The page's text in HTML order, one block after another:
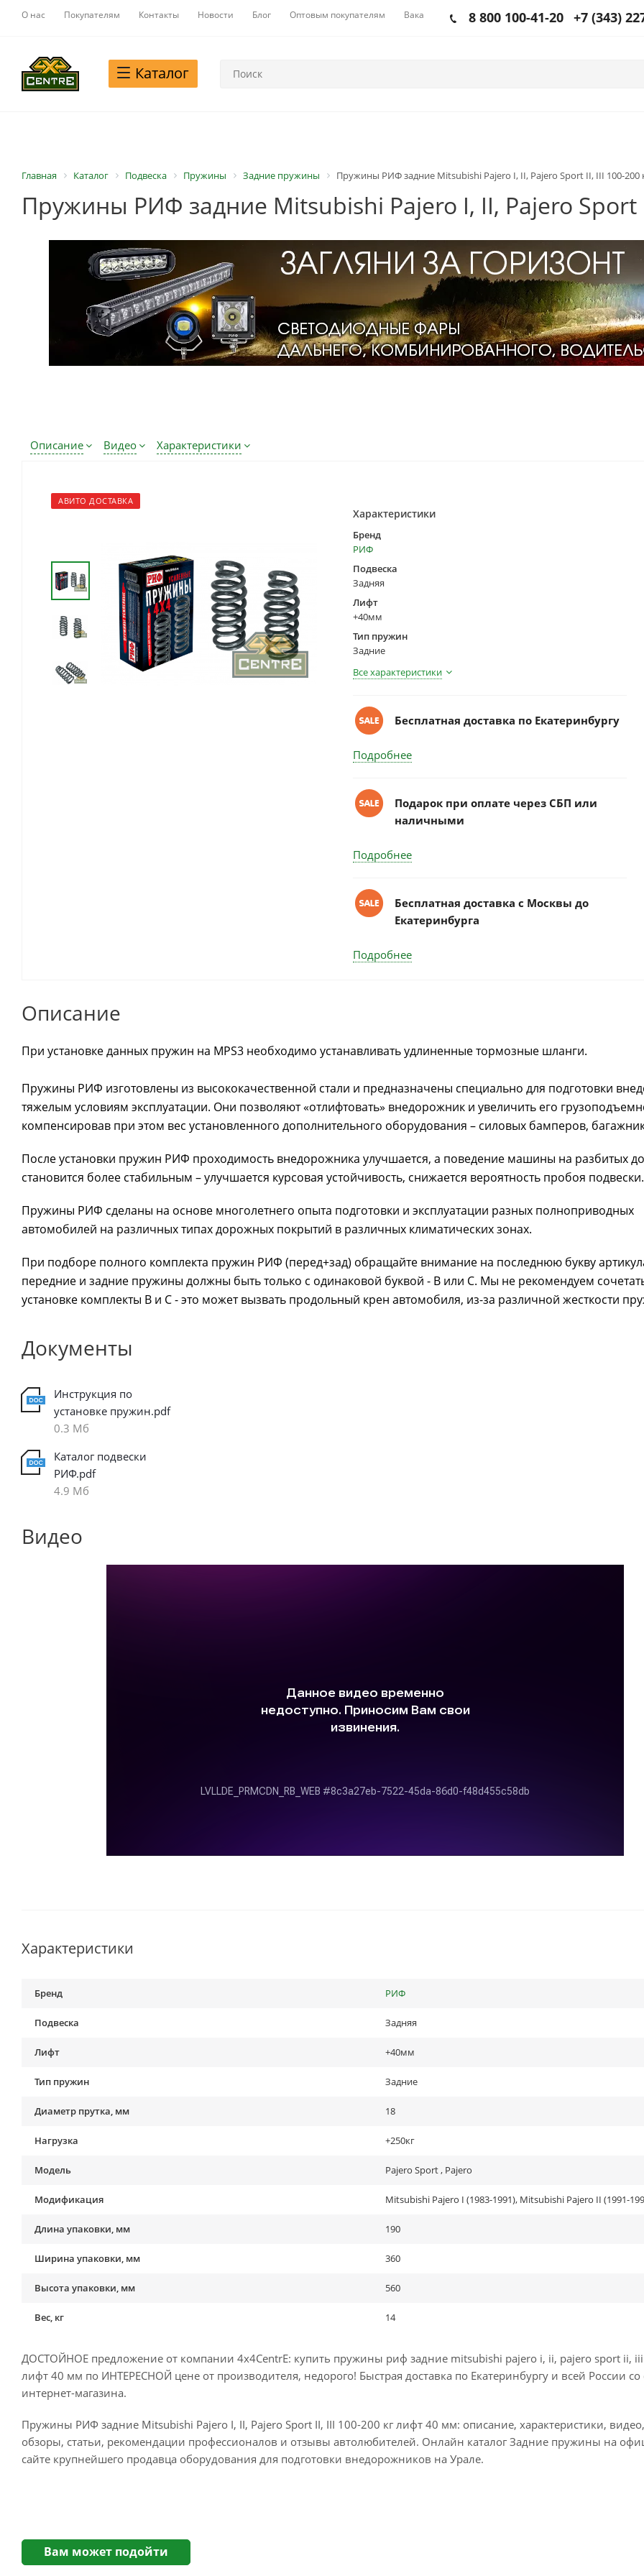
О нас Покупателям Контакты Новости Блог Оптовым покупателям Вакансии 8 800 100-41-20 +7 (343)
Каталог
Главная Каталог Подвеска Пружины Задние пружины Пружины РИФ задние Mitsubishi Pajero I, II, Pajero Sport II, III 100-200
Пружины РИФ задние Mitsubishi Pajero I, II, Pajero Sport
Описание Видео Характеристики
АВИТО ДОСТАВКА
Характеристики
Бренд
РИФ
Подвеска
Задняя
Лифт
+40мм
Тип пружин
Задние
Все характеристики
Бесплатная доставка по Екатеринбургу
Подробнее
Подарок при оплате через СБП или
наличными
Подробнее
Бесплатная доставка c Москвы до
Екатеринбурга
Подробнее
Описание
При установке данных пружин на MPS3 необходимо устанавливать удлиненные тормозные шланги.
Пружины РИФ изготовлены из высококачественной стали и предназначены специально для подготовки
тяжелым условиям эксплуатации. Они позволяют «отлифтовать» внедорожник и увеличить его
компенсировав при этом вес установленного дополнительного оборудования – силовых бамперов,
После установки пружин РИФ проходимость внедорожника улучшается, а поведение машины на разбитых
становится более стабильным – улучшается курсовая устойчивость, снижается вероятность пробоя подвески.
Пружины РИФ сделаны на основе многолетнего опыта подготовки и эксплуатации разных полноприводных
автомобилей на различных типах дорожных покрытий в различных климатических зонах.
При подборе полного комплекта пружин РИФ (перед+зад) обращайте внимание на последнюю букву
передние и задние пружины должны быть только с одинаковой буквой - B или C. Мы не рекомендуем
установке комплекты B и С - это может вызвать продольный крен автомобиля, из-за различной жесткости
Документы
Инструкция по
установке пружин.pdf
0.3 Мб
Каталог подвески
РИФ.pdf
4.9 Мб
Видео
Характеристики
Бренд РИФ
Подвеска Задняя
Лифт +40мм
Тип пружин Задние
Диаметр прутка, мм 18
Нагрузка +250кг
Модель Pajero Sport , Pajero
Модификация
Длина упаковки, мм 190
Ширина упаковки, мм 360
Высота упаковки, мм 560
Вес, кг 14
ДОСТОЙНОЕ предложение от компании 4x4CentrE: купить пружины риф задние mitsubishi pajero i, ii, pajero sport ii, iii
лифт 40 мм по ИНТЕРЕСНОЙ цене от производителя, недорого! Быстрая доставка по Екатеринбургу и всей России со
интернет-магазина.
Пружины РИФ задние Mitsubishi Pajero I, II, Pajero Sport II, III 100-200 кг лифт 40 мм: описание, характеристики,
обзоры, статьи, рекомендации профессионалов и отзывы автолюбителей. Онлайн каталог Задние пружины на
сайте крупнейшего продавца оборудования для подготовки внедорожников на Урале.
Вам может подойти